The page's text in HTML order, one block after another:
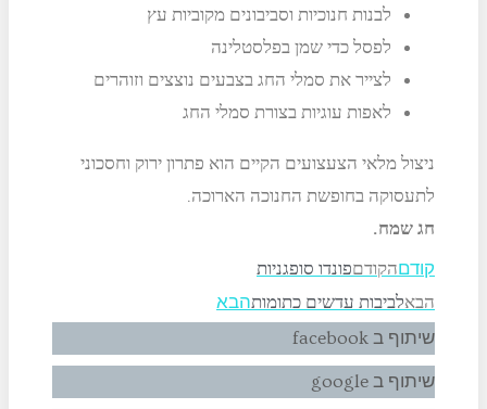
לבנות חנוכיות וסביבונים מקוביות עץ
לפסל כדי שמן בפלסטלינה
לצייר את סמלי החג בצבעים נוצצים וזוהרים
לאפות עוגיות בצורת סמלי החג
ניצול מלאי הצעצועים הקיים הוא פתרון ירוק וחסכוני
לתעסוקה בחופשת החנוכה הארוכה.
חג שמח.
קודםהקודםפונדו סופגניות
הבאלביבות עדשים כתומותהבא
שיתוף ב facebook
שיתוף ב google